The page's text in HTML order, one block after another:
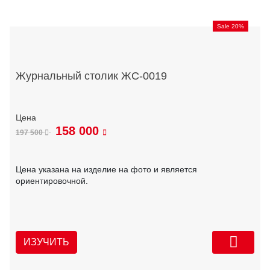
Sale 20%
Журнальный столик ЖС-0019
197 500 158 000
Цена указана на изделие на фото и является
ориентировочной.
ИЗУЧИТЬ